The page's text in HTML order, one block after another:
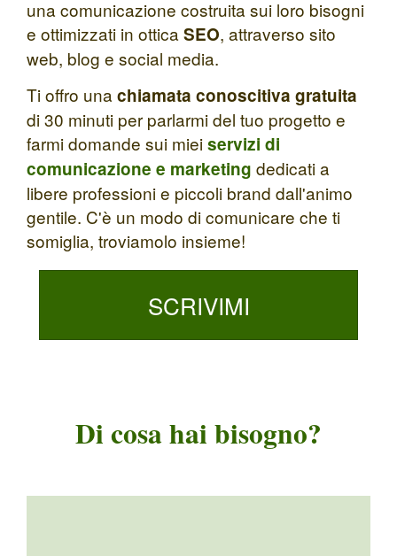
una comunicazione costruita sui loro bisogni
e ottimizzati in ottica SEO, attraverso sito
web, blog e social media.
Ti offro una chiamata conoscitiva gratuita
di 30 minuti per parlarmi del tuo progetto e
farmi domande sui mieiservizi di
comunicazione e marketing dedicati a
libere professioni e piccoli brand dall'animo
gentile. C'è un modo di comunicare che ti
somiglia, troviamolo insieme!
SCRIVIMI
Di cosa hai bisogno?